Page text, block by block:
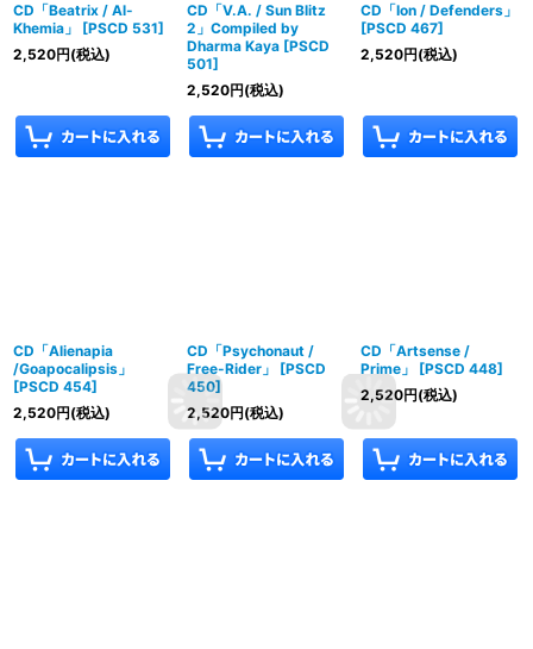
CD「Beatrix / Al-
Khemia」
[PSCD 531]
2,520円(税込)
CD「V.A. / Sun Blitz
2」Compiled by
Dharma Kaya [PSCD
501]
2,520円(税込)
CD「Ion / Defenders」
[PSCD 467]
2,520円(税込)
CD「Alienapia
/Goapocalipsis」
[PSCD 454]
2,520円(税込)
CD「Psychonaut /
Free-Rider」
[PSCD
450]
2,520円(税込)
CD「Artsense /
Prime」
[PSCD 448]
2,520円(税込)